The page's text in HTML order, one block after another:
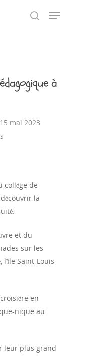
à
15 mai 2023
collège de
la
et du
sur les
l’île Saint-Louis
en
nique au
leur plus grand